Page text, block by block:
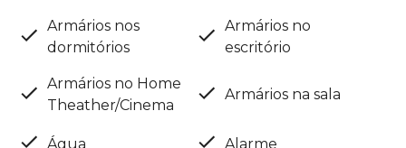
Armários nos
dormitórios
Armários no
escritório
Armários no Home
Theather/Cinema
Armários na sala
Água Alarme